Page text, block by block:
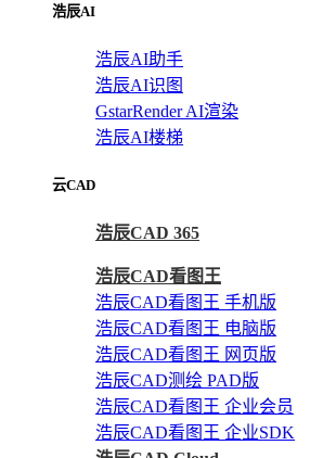
浩辰AI
浩辰AI助手
浩辰AI识图
GstarRender AI渲染
浩辰AI楼梯
云CAD
浩辰CAD 365
浩辰CAD看图王
浩辰CAD看图王 手机版
浩辰CAD看图王 电脑版
浩辰CAD看图王 网页版
浩辰CAD测绘 PAD版
浩辰CAD看图王 企业会员
浩辰CAD看图王 企业SDK